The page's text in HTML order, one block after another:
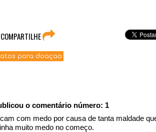
COMPARTILHE
para doaçao
o comentário número: 1
com medo por causa de tanta maldade
muito medo no começo.